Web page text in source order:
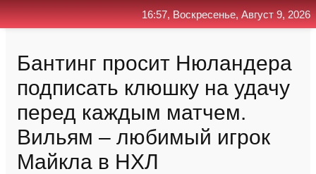
Бантинг просит Нюландера
подписать клюшку на удачу
перед каждым матчем.
Вильям – любимый игрок
Майкла в НХЛ
16:57, Воскресенье, Август 9, 2026